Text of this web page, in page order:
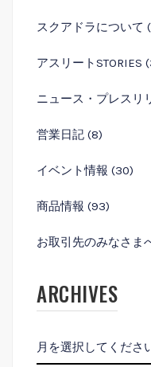
スクアドラについて
アスリートSTORIES
ニュース・プレスリ
営業⽇記 (8)
イベント情報 (30)
商品情報 (93)
お取引先のみなさま
ARCHIVES
月を選択してくださ